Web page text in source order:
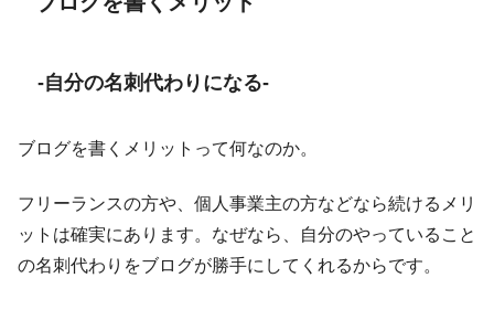
-自分の名刺代わりになる-
ブログを書くメリットって何なのか。
フリーランスの方や、個人事業主の方などなら続けるメリ
ットは確実にあります。なぜなら、自分のやっていること
の名刺代わりをブログが勝手にしてくれるからです。